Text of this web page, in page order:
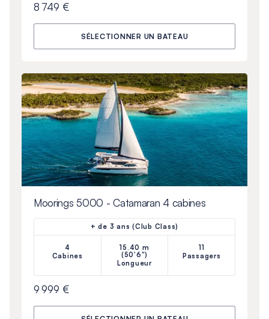
8 749 €
SÉLECTIONNER UN BATEAU
Moorings 5000 - Catamaran 4 cabines
+ de 3 ans (Club Class)
4
Cabines
15.40 m
(50'6")
Longueur
11
Passagers
9 999 €